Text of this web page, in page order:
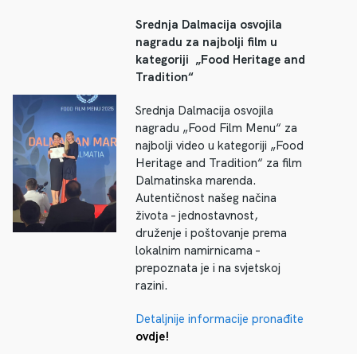
Srednja Dalmacija osvojila
nagradu za najbolji film u
kategoriji „Food Heritage and
Tradition“
Srednja Dalmacija osvojila
nagradu „Food Film Menu“ za
najbolji video u kategoriji „Food
Heritage and Tradition“ za film
Dalmatinska marenda.
Autentičnost našeg načina
života – jednostavnost,
druženje i poštovanje prema
lokalnim namirnicama –
prepoznata je i na svjetskoj
razini.
Detaljnije informacije pronađite
ovdje!